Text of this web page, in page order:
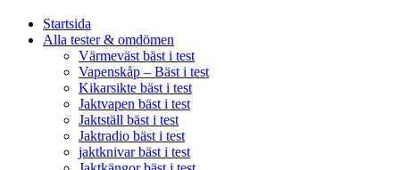
Startsida
Alla tester & omdömen
Värmeväst bäst i test
Vapenskåp – Bäst i test
Kikarsikte bäst i test
Jaktvapen bäst i test
Jaktställ bäst i test
Jaktradio bäst i test
jaktknivar bäst i test